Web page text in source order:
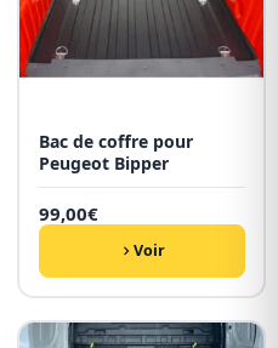
Bac de coffre pour
Peugeot Bipper
99,00€
Voir